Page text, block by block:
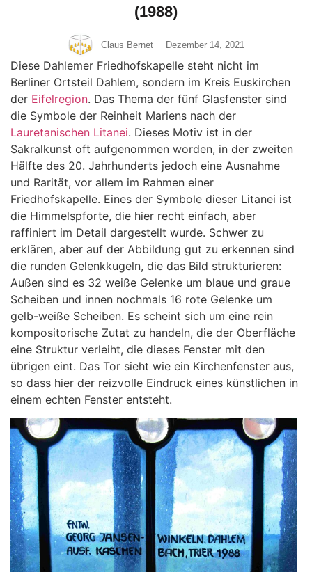
(1988)
Claus Bernet Dezember 14, 2021
Diese Dahlemer Friedhofskapelle steht nicht im
Berliner Ortsteil Dahlem, sondern im Kreis Euskirchen
der Eifelregion. Das Thema der fünf Glasfenster sind
die Symbole der Reinheit Mariens nach der
Lauretanischen Litanei. Dieses Motiv ist in der
Sakralkunst oft aufgenommen worden, in der zweiten
Hälfte des 20. Jahrhunderts jedoch eine Ausnahme
und Rarität, vor allem im Rahmen einer
Friedhofskapelle. Eines der Symbole dieser Litanei ist
die Himmelspforte, die hier recht einfach, aber
raffiniert im Detail dargestellt wurde. Schwer zu
erklären, aber auf der Abbildung gut zu erkennen sind
die runden Gelenkkugeln, die das Bild strukturieren:
Außen sind es 32 weiße Gelenke um blaue und graue
Scheiben und innen nochmals 16 rote Gelenke um
gelb-weiße Scheiben. Es scheint sich um eine rein
kompositorische Zutat zu handeln, die der Oberfläche
eine Struktur verleiht, die dieses Fenster mit den
übrigen eint. Das Tor sieht wie ein Kirchenfenster aus,
so dass hier der reizvolle Eindruck eines künstlichen in
einem echten Fenster entsteht.